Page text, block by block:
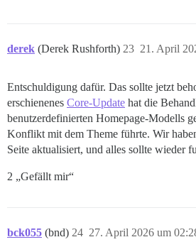
derek (Derek Rushforth) 21. April
23
Entschuldigung dafür. Das sollte jetzt
erschienenes Core-Update hat die
benutzerdefinierten Homepage-Modells
Konflikt mit dem Theme führte. Wir
Seite aktualisiert, und alles sollte wieder
2 „Gefällt mir“
bck055 (bnd) 27. April 2026 um
24